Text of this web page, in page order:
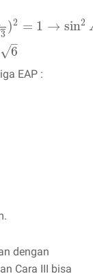
3
)2 = 1 → sin2
6
–
√
EAP :
dengan
Cara III bisa